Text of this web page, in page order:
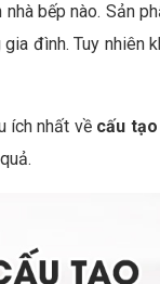
bếp nào. Sản
đình. Tuy nhiên
ích nhất về cấu